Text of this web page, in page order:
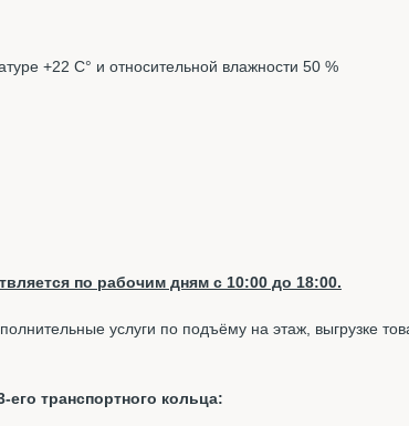
+22 С° и относительной влажности 50 %
по рабочим дням с 10:00 до 18:00.
услуги по подъёму на этаж, выгрузке
транспортного кольца: